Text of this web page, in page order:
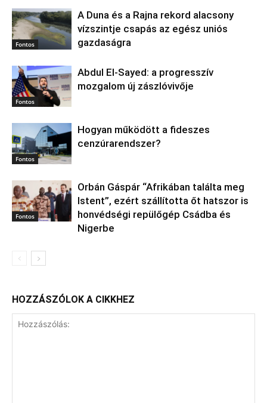
Fontos
A Duna és a Rajna rekord alacsony
vízszintje csapás az egész uniós
gazdaságra
Fontos
Abdul El‑Sayed: a progresszív
mozgalom új zászlóvivője
Fontos
Hogyan működött a fideszes
cenzúrarendszer?
Fontos
Orbán Gáspár “Afrikában találta meg
Istent”, ezért szállította őt hatszor is
honvédségi repülőgép Csádba és
Nigerbe
HOZZÁSZÓLOK A CIKKHEZ